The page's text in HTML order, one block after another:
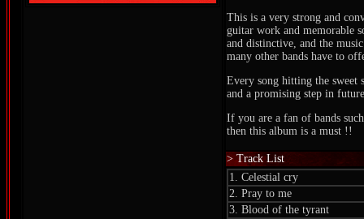
This is a very strong and
guitar work and memorable
and distinctive, and the
many other bands have to
Every song hitting the sweet
and a promising step in
If you are a fan of bands
then this album is a must !!
> Track List
1. Celestial cry
2. Pray to me
3. Blood of the tyrant